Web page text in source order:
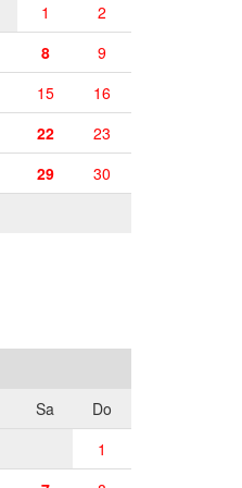
1
2
8
9
15
16
22
23
29 30
Sa
Do
1